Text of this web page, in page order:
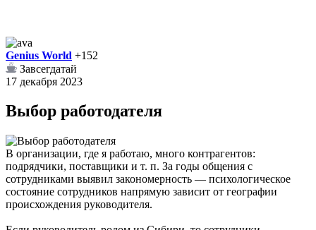
Genius World +152
Завсегдатай
17 декабря 2023
Выбор работодателя
В организации, где я работаю, много контрагентов:
подрядчики, поставщики и т. п. За годы общения с
сотрудниками выявил закономерность — психологическое
состояние сотрудников напрямую зависит от географии
происхождения руководителя.